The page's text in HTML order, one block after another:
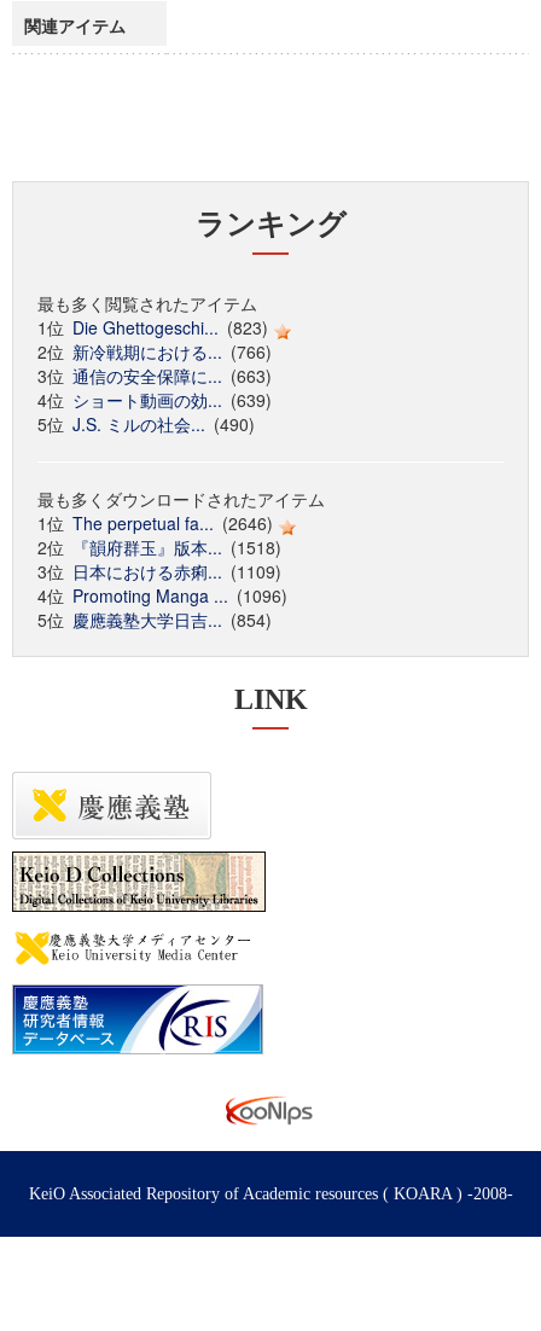
関連アイテム
ランキング
最も多く閲覧されたアイテム
1位 Die Ghettogeschi... (823)
2位 新冷戦期における... (766)
3位 通信の安全保障に... (663)
4位 ショート動画の効... (639)
5位 J.S. ミルの社会... (490)
最も多くダウンロードされたアイテム
1位 The perpetual fa... (2646)
2位
『韻府群玉』版本... (1518)
3位 日本における赤痢... (1109)
4位 Promoting Manga ... (1096)
5位 慶應義塾大学日吉... (854)
LINK
KeiO Associated Repository of Academic resources ( KOARA ) -2008-